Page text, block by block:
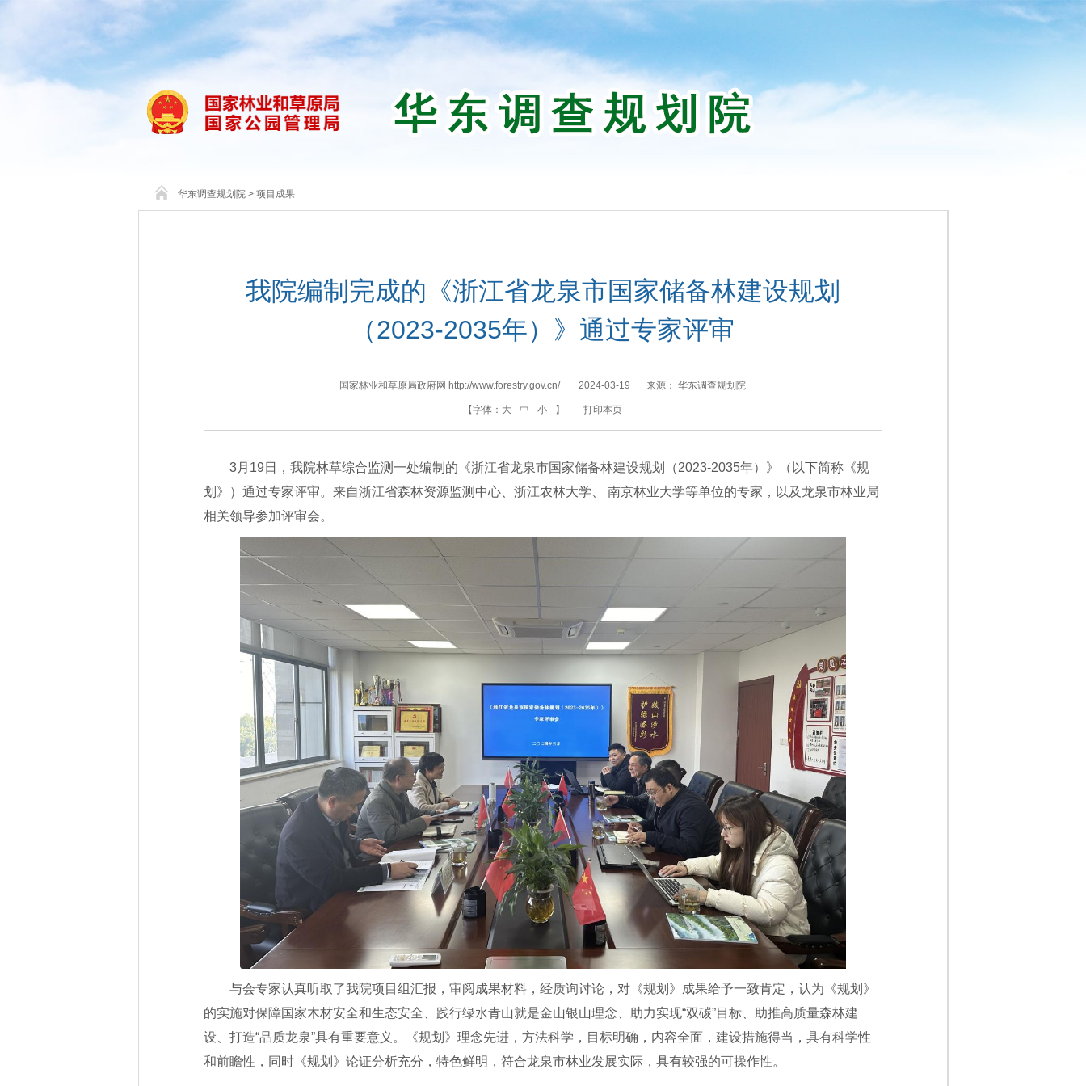
华东调查规划院 > 项目成果
我院编制完成的《浙江省龙泉市国家储备林建设规划
（2023-2035年）》通过专家评审
国家林业和草原局政府网 http://www.forestry.gov.cn/ 2024-03-19 来源： 华东调查规划院
【字体： 大 中 小 】 打印本页
3月19日，我院林草综合监测一处编制的《浙江省龙泉市国家储备林建设规划（2023-2035年）》（以下简称《规
划》）通过专家评审。来自浙江省森林资源监测中心、浙江农林大学、 南京林业大学等单位的专家，以及龙泉市林业局
相关领导参加评审会。
与会专家认真听取了我院项目组汇报，审阅成果材料，经质询讨论，对《规划》成果给予一致肯定，认为《规划》
的实施对保障国家木材安全和生态安全、践行绿水青山就是金山银山理念、助力实现“双碳”目标、助推高质量森林建
设、打造“品质龙泉”具有重要意义。《规划》理念先进，方法科学，目标明确，内容全面，建设措施得当，具有科学性
和前瞻性，同时《规划》论证分析充分，特色鲜明，符合龙泉市林业发展实际，具有较强的可操作性。